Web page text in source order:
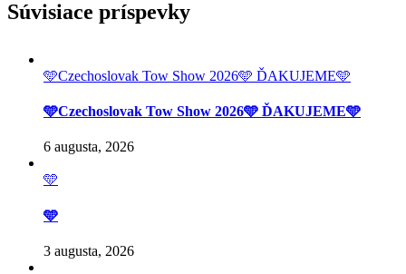
Súvisiace príspevky
🩵Czechoslovak Tow Show 2026🩵 ĎAKUJEME🩵
🩵Czechoslovak Tow Show 2026🩵 ĎAKUJEME🩵
6 augusta, 2026
🩵
🩵
3 augusta, 2026